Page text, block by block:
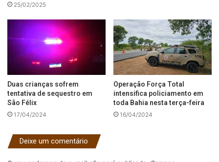
25/02/2025
Duas crianças sofrem
tentativa de sequestro em
São Félix
17/04/2024
Operação Força Total
intensifica policiamento em
toda Bahia nesta terça-feira
16/04/2024
Deixe um comentário